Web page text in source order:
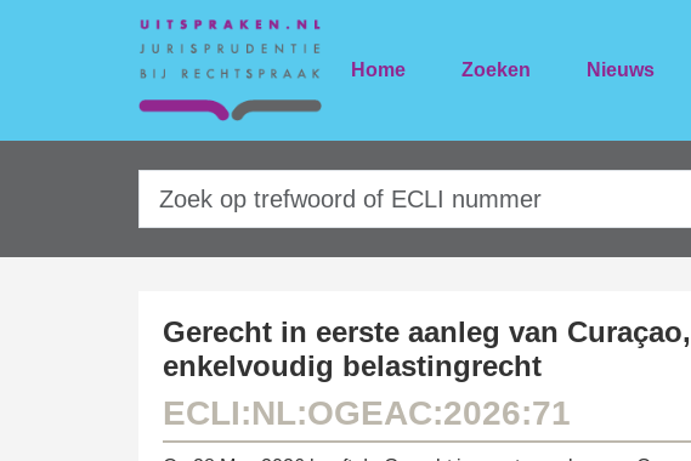
Home Zoeken Nieuws
Gerecht in eerste aanleg van
enkelvoudig belastingrecht
ECLI:NL:OGEAC:2026:71